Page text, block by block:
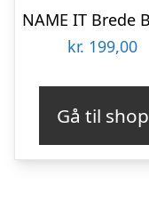
kr. 199,00
Gå til shop